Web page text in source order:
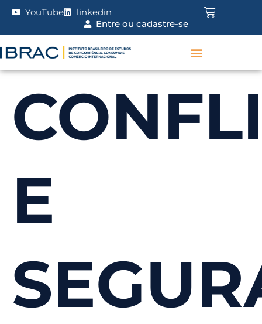
YouTube
linkedin
Entre ou cadastre-se
E